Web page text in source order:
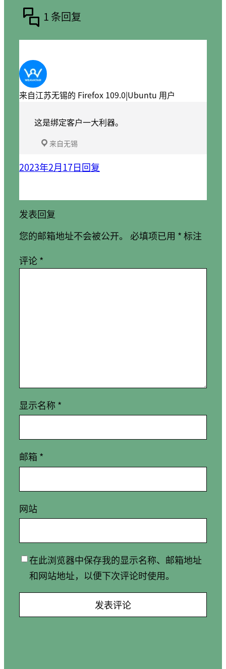
1 条回复
来自江苏无锡的 Firefox 109.0|Ubuntu 用户
这是绑定客户一大利器。
来自无锡
2023年2月17日回复
发表回复
您的邮箱地址不会被公开。
必填项已用 *标注
评论*
显示名称 *
邮箱 *
网站
在此浏览器中保存我的显示名称、邮箱地址
和网站地址，以便下次评论时使用。